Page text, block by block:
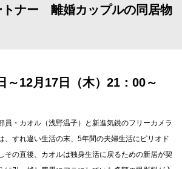
トナー 離婚カップルの同居物
～12月17日（木）21：00～
員・カオル（浅野温子）と新進気鋭のフリーカメラ
、すれ違い生活の末、5年間の夫婦生活にピリオド
その直後、カオルは独身生活に戻るための新居が契